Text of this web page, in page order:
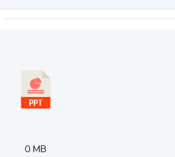
0 MB